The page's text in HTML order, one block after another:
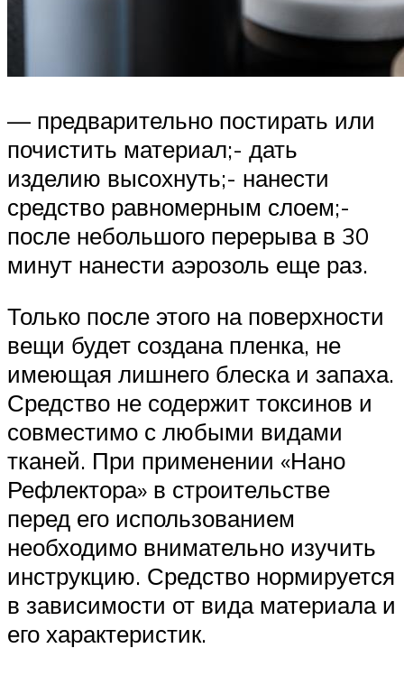
— предварительно постирать или
почистить материал;- дать
изделию высохнуть;- нанести
средство равномерным слоем;-
после небольшого перерыва в 30
минут нанести аэрозоль еще раз.
Только после этого на поверхности
вещи будет создана пленка, не
имеющая лишнего блеска и запаха.
Средство не содержит токсинов и
совместимо с любыми видами
тканей. При применении «Нано
Рефлектора» в строительстве
перед его использованием
необходимо внимательно изучить
инструкцию. Средство нормируется
в зависимости от вида материала и
его характеристик.